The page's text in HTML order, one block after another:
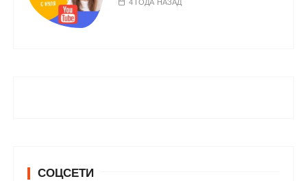
4 ГОДА НАЗАД
СОЦСЕТИ